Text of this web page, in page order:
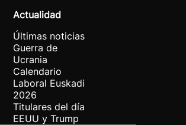
Actualidad
Últimas noticias
Guerra de
Ucrania
Calendario
Laboral Euskadi
2026
Titulares del día
EEUU y Trump